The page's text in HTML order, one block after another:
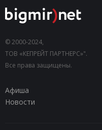
© 2000-2024,
ТОВ «КЕПРЕЙТ ПАРТНЕРС»".
Все права защищены.
Афиша
Новости